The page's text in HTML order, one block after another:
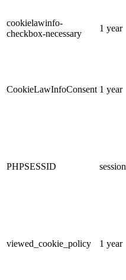
cookielawinfo-
checkbox-necessary
1 year
CookieLawInfoConsent 1 year
PHPSESSID session
viewed_cookie_policy 1 year